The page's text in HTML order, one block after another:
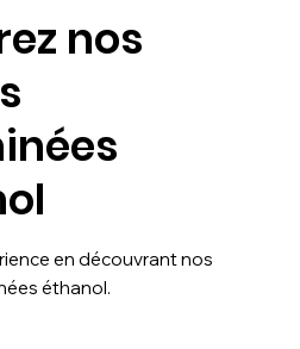
nos
en découvrant nos
éthanol.